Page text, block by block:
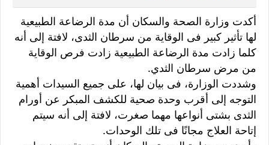
أكدت وزارة الصحة والسكان أن مدة الرضاعة الطبيعية
لها تأثير كبير فى الوقاية من سرطان الثدى، لافتة إلى أنه
كلما زادت مدة الرضاعة الطبيعية زادت فرص الوقاية
من مرض سرطان الثدي.
وشددت الوزارة، فى بيان لها، على جميع السيدات أهمية
التوجه إلى أقرب وحدة صحية للكشف المبكر عن أورام
الثدى بشتى أنواعها مهما صغرت، لافتة إلى أنه سيتم
إتاحة العلاج مجانًا فى تلك الوحدات.